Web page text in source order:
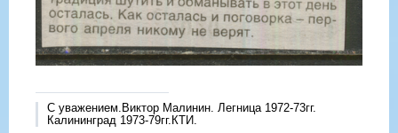
С уважением.Виктор Малинин. Легница 1972-73гг.
Калининград 1973-79гг.КТИ.